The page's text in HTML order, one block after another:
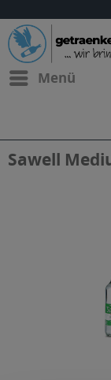
Menü
Sawell